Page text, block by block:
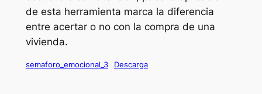
de esta herramienta marca la diferencia
entre acertar o no con la compra de una
vivienda.
semaforo_emocional_3 Descarga